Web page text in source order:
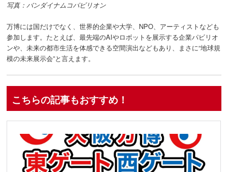
写真：バンダイナムコパビリオン
万博には国だけでなく、世界的企業や大学、NPO、アーティストなども
参加します。たとえば、最先端のAIやロボットを展示する企業パビリオ
ンや、未来の都市生活を体感できる空間演出などもあり、まさに“地球規
模の未来展示会”と言えます。
こちらの記事もおすすめ！